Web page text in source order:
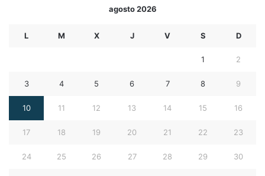
agosto 2026
L M X J V S D
1 2
3 4 5 6 7 8 9
10 11 12 13 14 15 16
17 18 19 20 21 22 23
24 25 26 27 28 29 30